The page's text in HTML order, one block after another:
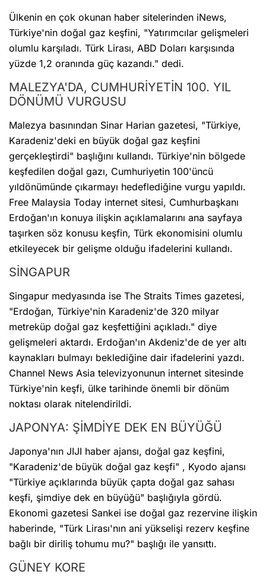
Ülkenin en çok okunan haber sitelerinden iNews,
Türkiye'nin doğal gaz keşfini, "Yatırımcılar gelişmeleri
olumlu karşıladı. Türk Lirası, ABD Doları karşısında
yüzde 1,2 oranında güç kazandı." dedi.
MALEZYA'DA, CUMHURİYETİN 100. YIL
DÖNÜMÜ VURGUSU
Malezya basınından Sinar Harian gazetesi, "Türkiye,
Karadeniz'deki en büyük doğal gaz keşfini
gerçekleştirdi" başlığını kullandı. Türkiye'nin bölgede
keşfedilen doğal gazı, Cumhuriyetin 100'üncü
yıldönümünde çıkarmayı hedeflediğine vurgu yapıldı.
Free Malaysia Today internet sitesi, Cumhurbaşkanı
Erdoğan'ın konuya ilişkin açıklamalarını ana sayfaya
taşırken söz konusu keşfin, Türk ekonomisini olumlu
etkileyecek bir gelişme olduğu ifadelerini kullandı.
SİNGAPUR
Singapur medyasında ise The Straits Times gazetesi,
"Erdoğan, Türkiye'nin Karadeniz'de 320 milyar
metreküp doğal gaz keşfettiğini açıkladı." diye
gelişmeleri aktardı. Erdoğan'ın Akdeniz'de de yer altı
kaynakları bulmayı beklediğine dair ifadelerini yazdı.
Channel News Asia televizyonunun internet sitesinde
Türkiye'nin keşfi, ülke tarihinde önemli bir dönüm
noktası olarak nitelendirildi.
JAPONYA: ŞİMDİYE DEK EN BÜYÜĞÜ
Japonya'nın JIJI haber ajansı, doğal gaz keşfini,
"Karadeniz'de büyük doğal gaz keşfi" , Kyodo ajansı
"Türkiye açıklarında büyük çapta doğal gaz sahası
keşfi, şimdiye dek en büyüğü" başlığıyla gördü.
Ekonomi gazetesi Sankei ise doğal gaz rezervine ilişkin
haberinde, "Türk Lirası'nın ani yükselişi rezerv keşfine
bağlı bir diriliş tohumu mu?" başlığı ile yansıttı.
GÜNEY KORE